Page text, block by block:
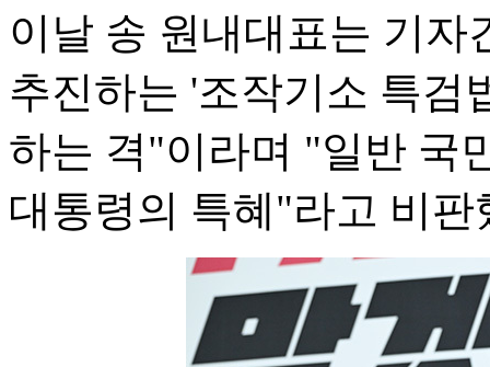
이날 송 원내대표는 기
추진하는 '조작기소 특검
하는 격"이라며 "일반 국
대통령의 특혜"라고 비판